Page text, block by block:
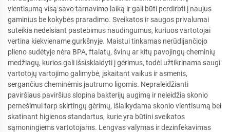
vientisumą visą savo tarnavimo laiką ir gali būti perdirbti į naujus
gaminius be kokybės praradimo. Sveikatos ir saugos privalumai
suteikia nedelsiant pastebimus naudingumus, kuriuos vartotojai
vertina kiekviename gurkšnyje. Maistui tinkamas nerūdijančiojo
plieno sudėtyje nėra BPA, ftalatų, švinų ar kitų pavojingų cheminių
medžiagų, kurios gali išsisklaidyti į gėrimus, todėl užtikrinama saugi
vartotojų vartojimo galimybė, įskaitant vaikus ir asmenis,
sergančius cheminėmis jautrumo ligomis. Nepraleidžianti
paviršiaus paviršius slopina bakterijų augimą ir neleidžia skonio
pernešimui tarp skirtingų gėrimų, išlaikydama skonio vientisumą bei
skatinant higienos standartus, kurie yra būtini sveikatos
sąmoningiems vartotojams. Lengvas valymas ir dezinfekavimas